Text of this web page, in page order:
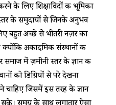
के लिए शिक्षाविदों की भूमिका
के समुदायों से जिनके अनुभव
बहुत अच्छे से भीतरी नज़र का
अकादमिक संस्थानों की
में ज़मीनी स्तर के ज्ञान की
को डिग्रियों से परे देखना
चाहिए जिसमें इस तरह के ज्ञान